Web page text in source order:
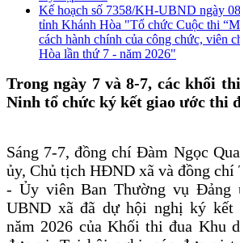
Kế hoạch số 7358/KH-UBND ngày
tỉnh Khánh Hòa "Tổ chức Cuộc thi
cách hành chính của công chức, viên
Hòa lần thứ 7 - năm 2026"
Trong ngày 7 và 8-7, các khối
Ninh tổ chức ký kết giao ước thi
Sáng 7-7, đồng chí Đàm Ngọc
ủy, Chủ tịch HĐND xã và đồng
- Ủy viên Ban Thường vụ Đảng
UBND xã đã dự hội nghị ký kết
năm 2026 của Khối thi đua Khu